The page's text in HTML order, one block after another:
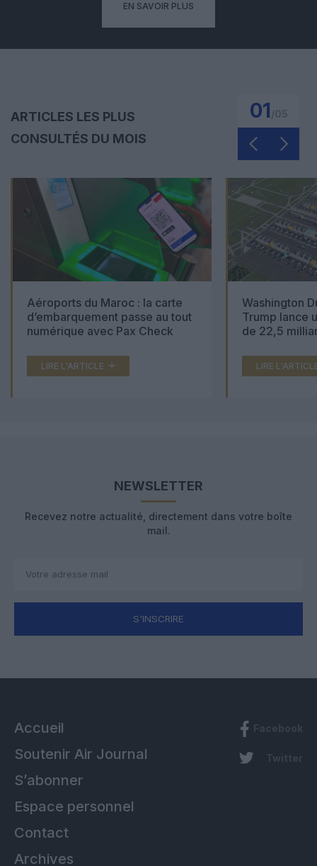
EN SAVOIR PLUS
ARTICLES LES PLUS
CONSULTÉS DU MOIS
01
Aéroports du Maroc : la carte
d’embarquement passe au tout
numérique avec Pax Check
LIRE L'ARTICLE
Washington
Trump lance
de 22,5
LIRE
NEWSLETTER
Recevez notre actualité, directement dans votre boîte
mail.
S'INSCRIRE
Accueil
Soutenir Air Journal
S’abonner
Espace personnel
Contact
Archives